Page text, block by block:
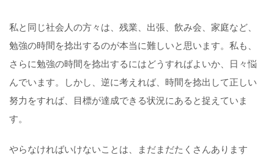
私と同じ社会人の方々は、残業、出張、飲み会、家庭など、
勉強の時間を捻出するのが本当に難しいと思います。私も、
さらに勉強の時間を捻出するにはどうすればよいか、日々悩
んでいます。しかし、逆に考えれば、時間を捻出して正しい
努力をすれば、目標が達成できる状況にあると捉えていま
す。
やらなければいけないことは、まだまだたくさんあります